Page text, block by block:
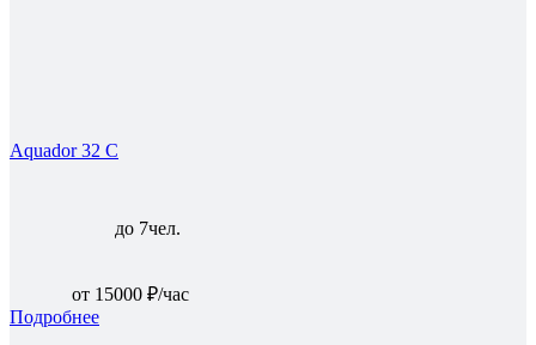
Aquador 32 C
до 7чел.
от 15000 ₽/час
Подробнее